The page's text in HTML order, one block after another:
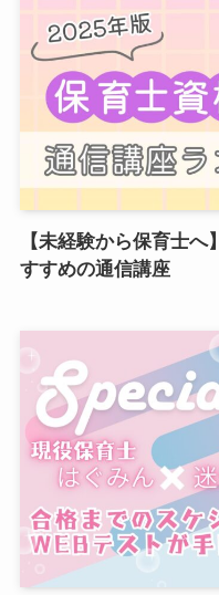
【未経験から保育士
すすめの通信講座